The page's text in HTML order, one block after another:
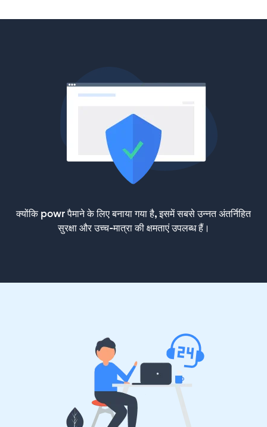
क्योंकि powr पैमाने के लिए बनाया गया है, इसमें सबसे उन्नत अंतर्निहित
सुरक्षा और उच्च-मात्रा की क्षमताएं उपलब्ध हैं।